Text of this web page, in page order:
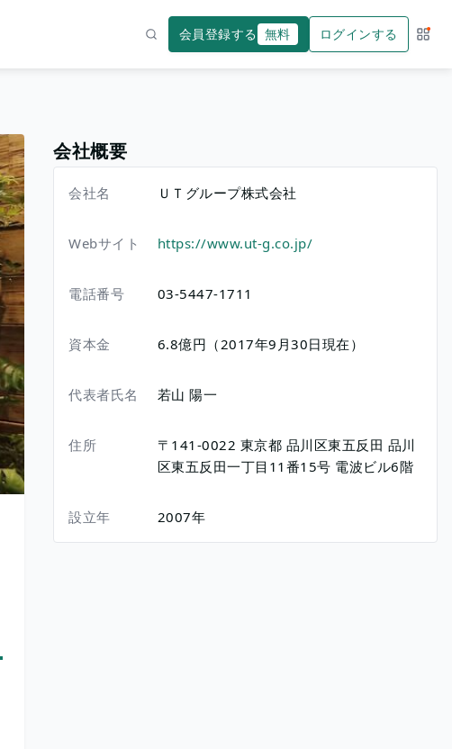
会員登録する 無料 ログインする サー
会社概要
会社名 ＵＴグループ株式会社
Webサイト https://www.ut-g.co.jp/
電話番号 03-5447-1711
資本金 6.8億円（2017年9月30日現在）
代表者氏名 若山 陽一
住所 〒141-0022 東京都 品川区東五反田 品川
区東五反田一丁目11番15号 電波ビル6階
設立年 2007年